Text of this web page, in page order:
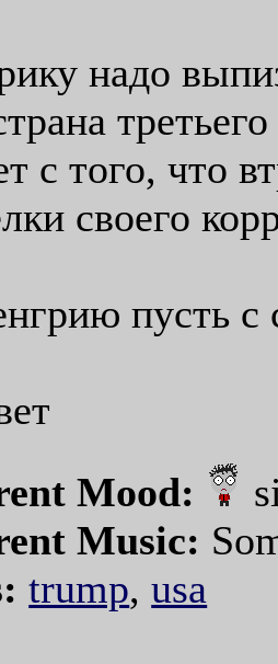
надо
с того, что
своего
пусть с
Mood:
Music:
trump,usa